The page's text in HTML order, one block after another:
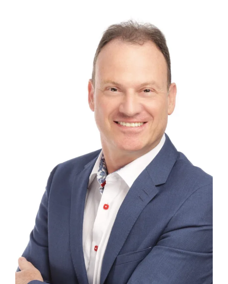
MARC PARENT